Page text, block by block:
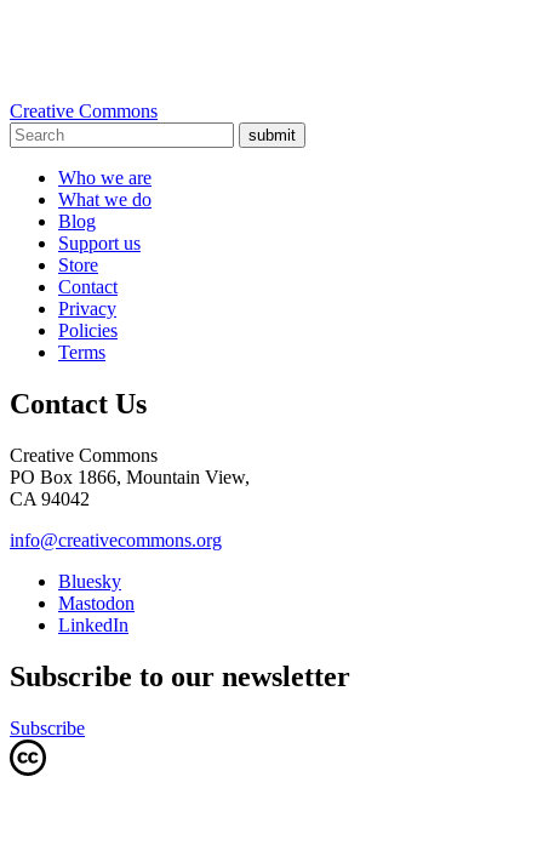
Creative Commons
submit
Who we are
What we do
Blog
Support us
Store
Contact
Privacy
Policies
Terms
Contact Us
Creative Commons
PO Box 1866, Mountain View,
CA 94042
info@creativecommons.org
Bluesky
Mastodon
LinkedIn
Subscribe to our newsletter
Subscribe